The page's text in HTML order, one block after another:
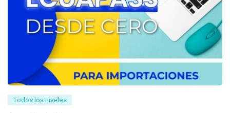
Todos los niveles